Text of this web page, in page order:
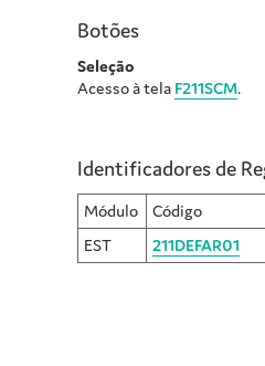
Botões
Seleção
Acesso à tela F211SCM.
Identificadores de
Módulo
Código
EST
211DEFAR01